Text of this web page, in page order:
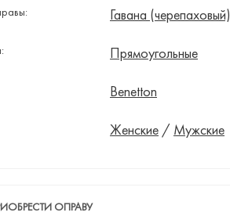
Гавана (черепаховый)
Прямоугольные
Benetton
Женские/ Мужские
ОПРАВУ